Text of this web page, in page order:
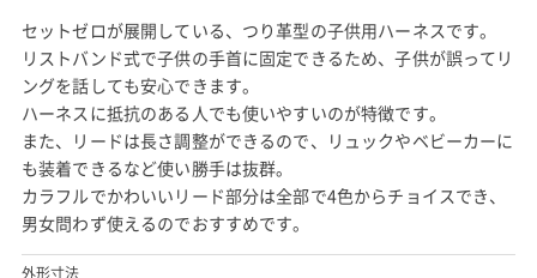
セットゼロが展開している、つり革型の子供用ハーネスです。
リストバンド式で子供の手首に固定できるため、子供が誤ってリ
ングを話しても安心できます。
ハーネスに抵抗のある人でも使いやすいのが特徴です。
また、リードは長さ調整ができるので、リュックやベビーカーに
も装着できるなど使い勝手は抜群。
カラフルでかわいいリード部分は全部で4色からチョイスでき、
男女問わず使えるのでおすすめです。
外形寸法